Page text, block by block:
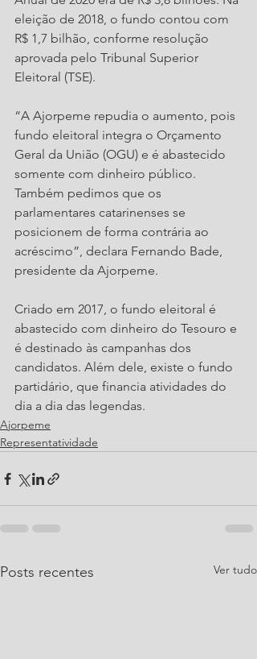
eleição de 2018, o fundo contou com
R$ 1,7 bilhão, conforme resolução
aprovada pelo Tribunal Superior
Eleitoral (TSE).
“A Ajorpeme repudia o aumento, pois
fundo eleitoral integra o Orçamento
Geral da União (OGU) e é abastecido
somente com dinheiro público.
Também pedimos que os
parlamentares catarinenses se
posicionem de forma contrária ao
acréscimo”, declara Fernando Bade,
presidente da Ajorpeme.
Criado em 2017, o fundo eleitoral é
abastecido com dinheiro do Tesouro e
é destinado às campanhas dos
candidatos. Além dele, existe o fundo
partidário, que financia atividades do
dia a dia das legendas.
Ajorpeme
Representatividade
Posts recentes Ver tudo